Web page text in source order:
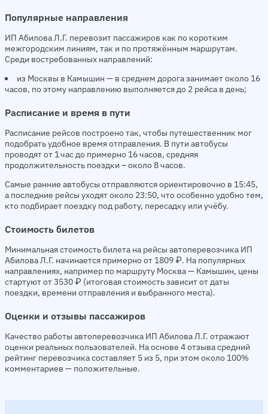
Популярные направления
ИП Абилова Л.Г. перевозит пассажиров как по коротким
межгородским линиям, так и по протяжённым маршрутам.
Среди востребованных направлений:
из Москвы в Камышин — в среднем дорога занимает около 16
часов, по этому направлению выполняется до 2 рейса в день;
Расписание и время в пути
Расписание рейсов построено так, чтобы путешественник мог
подобрать удобное время отправления. В пути автобусы
проводят от 1 час до примерно 16 часов, средняя
продолжительность поездки – около 8 часов.
Самые ранние автобусы отправляются ориентировочно в 15:45,
а последние рейсы уходят около 23:50, что особенно удобно тем,
кто подбирает поездку под работу, пересадку или учёбу.
Стоимость билетов
Минимальная стоимость билета на рейсы автоперевозчика ИП
Абилова Л.Г. начинается примерно от 1809 ₽. На популярных
направлениях, например по маршруту Москва — Камышин, цены
стартуют от 3530 ₽ (итоговая стоимость зависит от даты
поездки, времени отправления и выбранного места).
Оценки и отзывы пассажиров
Качество работы автоперевозчика ИП Абилова Л.Г. отражают
оценки реальных пользователей. На основе 4 отзыва средний
рейтинг перевозчика составляет 5 из 5, при этом около 100%
комментариев — положительные.